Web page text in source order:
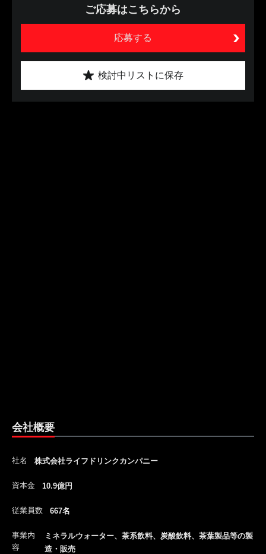
ご応募はこちらから
応募する
検討中リストに保存
会社概要
社名 株式会社ライフドリンクカンパニー
資本金 10.9億円
従業員数 667名
事業内
容
ミネラルウォーター、茶系飲料、炭酸飲料、茶葉製品等の製
造・販売